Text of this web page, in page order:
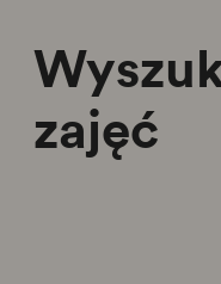
zajęć